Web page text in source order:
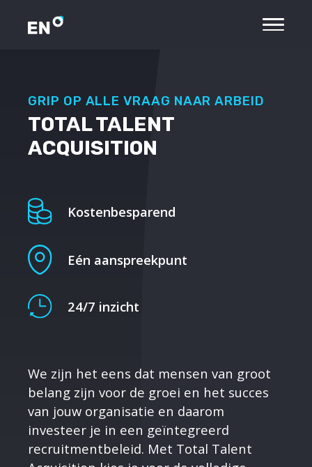
GRIP OP ALLE VRAAG NAAR ARBEID
TOTAL TALENT
ACQUISITION
Kostenbesparend
Eén aanspreekpunt
24/7 inzicht
We zijn het eens dat mensen van groot
belang zijn voor de groei en het succes
van jouw organisatie en daarom
investeer je in een geïntegreerd
recruitmentbeleid. Met Total Talent